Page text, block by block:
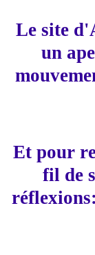
Le site
un
Et pour
fil de
réflexions: